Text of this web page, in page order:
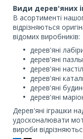
Види дерев'яних
В асортименті
відрізняються
відомих виробників:
дерев'яні
дерев'яні
дерев'яні
дерев'яні
дерев'яні
дерев'яні
Дерев'яні іграшки
удосконалювати
вироби